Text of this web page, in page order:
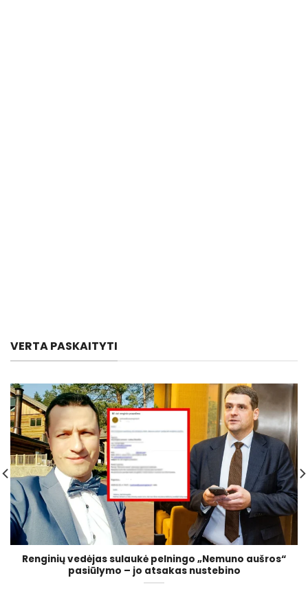
VERTA PASKAITYTI
Renginių vedėjas sulaukė pelningo „Nemuno aušros“
pasiūlymo – jo atsakas nustebino